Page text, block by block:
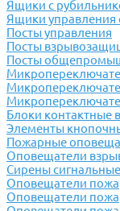
Ящики с
Ящики управления
Посты управления
Посты
Посты
Блоки
Элементы
Пожарные
Оповещатели
Сирены сигнальные
Оповещатели
Оповещатели